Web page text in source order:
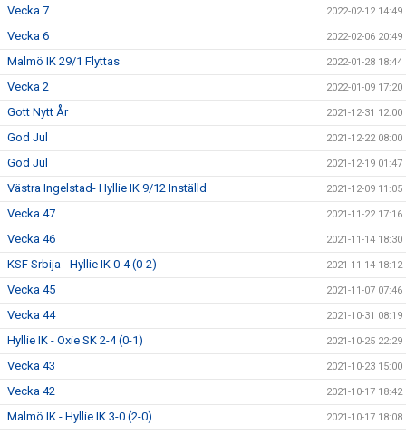
Vecka 7 2022-02-12 14:49
Vecka 6 2022-02-06 20:49
Malmö IK 29/1 Flyttas 2022-01-28 18:44
Vecka 2 2022-01-09 17:20
Gott Nytt År 2021-12-31 12:00
God Jul 2021-12-22 08:00
God Jul 2021-12-19 01:47
Västra Ingelstad- Hyllie IK 9/12 Inställd 2021-12-09 11:05
Vecka 47 2021-11-22 17:16
Vecka 46 2021-11-14 18:30
KSF Srbija - Hyllie IK 0-4 (0-2) 2021-11-14 18:12
Vecka 45 2021-11-07 07:46
Vecka 44 2021-10-31 08:19
Hyllie IK - Oxie SK 2-4 (0-1) 2021-10-25 22:29
Vecka 43 2021-10-23 15:00
Vecka 42 2021-10-17 18:42
Malmö IK - Hyllie IK 3-0 (2-0) 2021-10-17 18:08